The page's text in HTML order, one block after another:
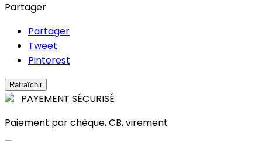
Partager
Partager
Tweet
Pinterest
PAYEMENT SÉCURISÉ
Paiement par chèque, CB, virement